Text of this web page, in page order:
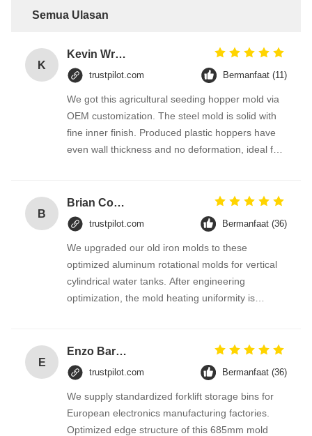
Semua Ulasan
K
Kevin Wright
trustpilot.com Bermanfaat (11)
We got this agricultural seeding hopper mold via
OEM customization. The steel mold is solid with
fine inner finish. Produced plastic hoppers have
even wall thickness and no deformation, ideal for
quickly.
B
Brian Cooper
trustpilot.com Bermanfaat (36)
We upgraded our old iron molds to these
optimized aluminum rotational molds for vertical
cylindrical water tanks. After engineering
optimization, the mold heating uniformity is
even, no partial thin wall during rotomolding.
Product yield increased obviously, we will
purchase molds for more tank volumes later.
E
Enzo Bartoli
trustpilot.com Bermanfaat (36)
We supply standardized forklift storage bins for
European electronics manufacturing factories.
Optimized edge structure of this 685mm mold